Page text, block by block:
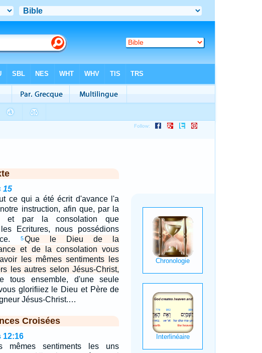
15
ce qui a été écrit d'avance l'a
instruction, afin que, par la
et par la consolation que
Ecritures, nous possédions
5Que le Dieu de la
et de la consolation vous
les mêmes sentiments les
les autres selon Jésus-Christ,
tous ensemble, d'une seule
glorifiiez le Dieu et Père de
Jésus-Christ.…
Croisées
12:16
mêmes sentiments les uns